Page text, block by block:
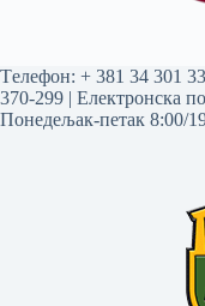
Tелефон: + 381 34 301
370-299 | Електронска
Понедељак-петак 8:00/